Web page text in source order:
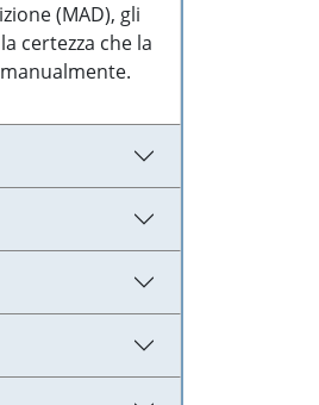
(MAD), gli
certezza che la